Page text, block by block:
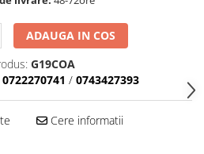
ADAUGA IN COS
G19COA
0722270741 / 0743427393
Cere informatii